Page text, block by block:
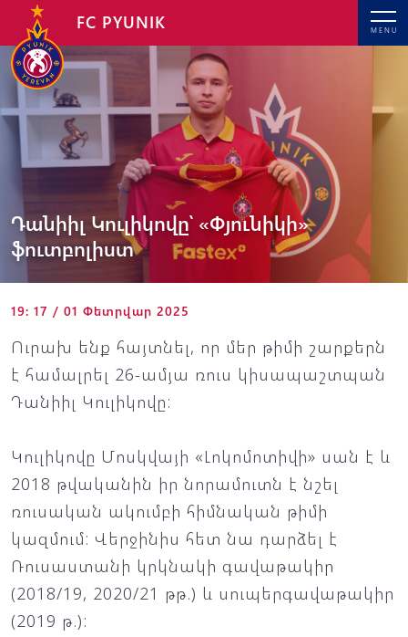
MENU
FC PYUNIK
Դանիիլ Կուլիկովը՝ «Փյունիկի»
ֆուտբոլիստ
19: 17 / 01 Փետրվար 2025
Ուրախ ենք հայտնել, որ մեր թիմի շարքերն
է համալրել 26-ամյա ռուս կիսապաշտպան
Դանիիլ Կուլիկովը:
Կուլիկովը Մոսկվայի «Լոկոմոտիվի» սան է և
2018 թվականին իր նորամուտն է նշել
ռուսական ակումբի հիմնական թիմի
կազմում: Վերջինիս հետ նա դարձել է
Ռուսաստանի կրկնակի գավաթակիր
(2018/19, 2020/21 թթ.) և սուպերգավաթակիր
(2019 թ.):